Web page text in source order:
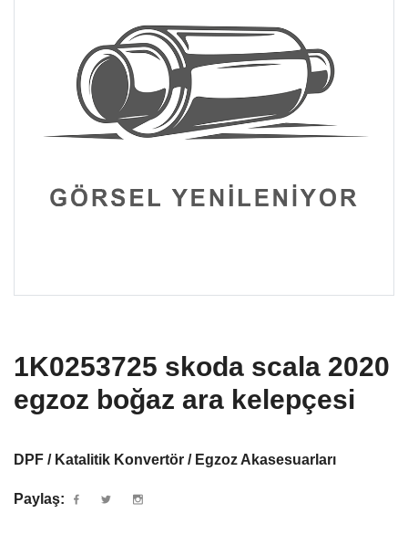
1K0253725 skoda scala 2020
egzoz boğaz ara kelepçesi
DPF / Katalitik Konvertör / Egzoz Akasesuarları
Paylaş: